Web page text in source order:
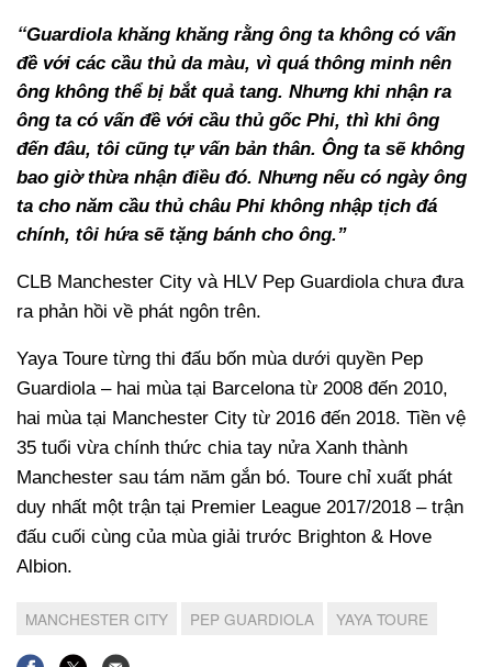
“Guardiola khăng khăng rằng ông ta không có vấn
đề với các cầu thủ da màu, vì quá thông minh nên
ông không thể bị bắt quả tang. Nhưng khi nhận ra
ông ta có vấn đề với cầu thủ gốc Phi, thì khi ông
đến đâu, tôi cũng tự vấn bản thân. Ông ta sẽ không
bao giờ thừa nhận điều đó. Nhưng nếu có ngày ông
ta cho năm cầu thủ châu Phi không nhập tịch đá
chính, tôi hứa sẽ tặng bánh cho ông.”
CLB Manchester City và HLV Pep Guardiola chưa đưa
ra phản hồi về phát ngôn trên.
Yaya Toure từng thi đấu bốn mùa dưới quyền Pep
Guardiola – hai mùa tại Barcelona từ 2008 đến 2010,
hai mùa tại Manchester City từ 2016 đến 2018. Tiền vệ
35 tuổi vừa chính thức chia tay nửa Xanh thành
Manchester sau tám năm gắn bó. Toure chỉ xuất phát
duy nhất một trận tại Premier League 2017/2018 – trận
đấu cuối cùng của mùa giải trước Brighton & Hove
Albion.
MANCHESTER CITY PEP GUARDIOLA YAYA TOURE